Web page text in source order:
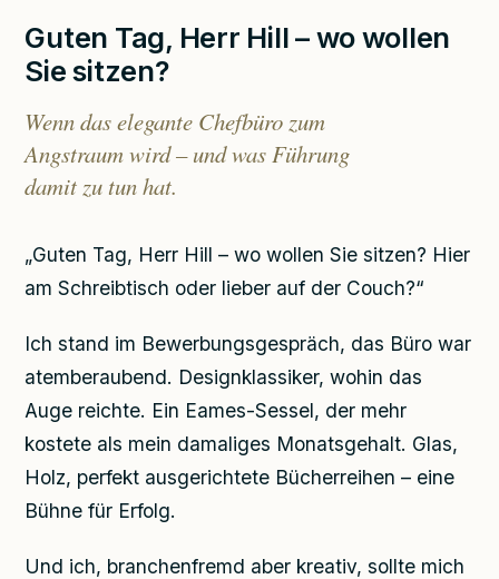
Guten Tag, Herr Hill – wo wollen
Sie sitzen?
Wenn das elegante Chefbüro zum
Angstraum wird – und was Führung
damit zu tun hat.
„Guten Tag, Herr Hill – wo wollen Sie sitzen? Hier
am Schreibtisch oder lieber auf der Couch?“
Ich stand im Bewerbungsgespräch, das Büro war
atemberaubend. Designklassiker, wohin das
Auge reichte. Ein Eames-Sessel, der mehr
kostete als mein damaliges Monatsgehalt. Glas,
Holz, perfekt ausgerichtete Bücherreihen – eine
Bühne für Erfolg.
Und ich, branchenfremd aber kreativ, sollte mich